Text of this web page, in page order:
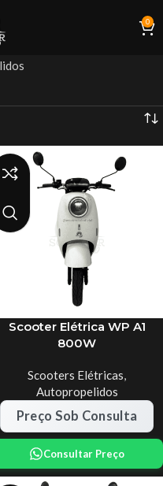
0
Scooter Elétrica WP A1
800W
Scooters Elétricas,
Autopropelidos
Preço Sob Consulta
Consultar Preço